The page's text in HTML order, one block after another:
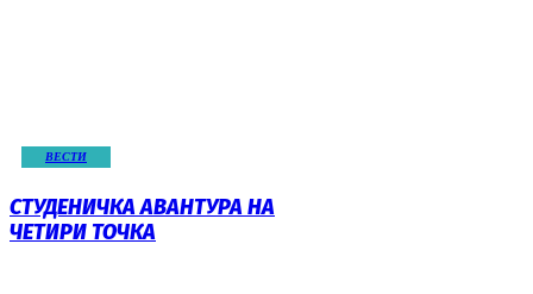
ВЕСТИ
СТУДЕНИЧКА АВАНТУРА НА
ЧЕТИРИ ТОЧКА